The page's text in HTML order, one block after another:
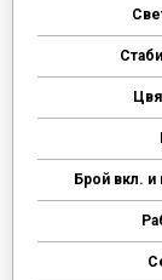
Брой вкл. и